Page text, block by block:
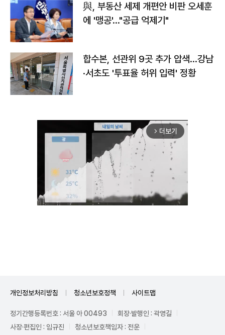
與, 부동산 세제 개편안 비판 오세훈
에 '맹공'…"공급 억제기"
합수본, 선관위 9곳 추가 압색…강남
·서초도 '투표율 허위 입력' 정황
arrow_forward_ios 더보기
개인정보처리방침 청소년보호정책 사이트맵
정기간행등록번호 : 서울 아 00493
회장·발행인 : 곽영길
사장·편집인 : 임규진
청소년보호책임자 : 전운